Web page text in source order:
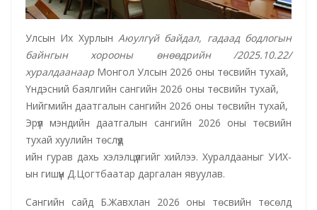
Улсын Их Хурлын Аюулгүй байдал, гадаад бодлогын
байнгын хорооны өнөөдрийн /2025.10.22/
хуралдаанаар Монгол Улсын 2026 оны төсвийн тухай,
Үндэсний баялгийн сангийн 2026 оны төсвийн тухай,
Нийгмийн даатгалын сангийн 2026 оны төсвийн тухай,
Эрүүл мэндийн даатгалын сангийн 2026 оны төсвийн
тухай хуулийн төслүүд
ийн гурав дахь хэлэлцүүлгийг хийлээ. Хуралдааныг УИХ-
ын гишүүн Д.Цогтбаатар даргалан явуулав.
Сангийн сайд Б.Жавхлан 2026 оны төсвийн төсөлд